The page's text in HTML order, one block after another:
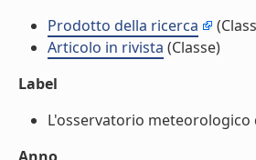
Prodotto della ricerca
Articolo in rivista (Classe)
Label
L'osservatorio meteorologico